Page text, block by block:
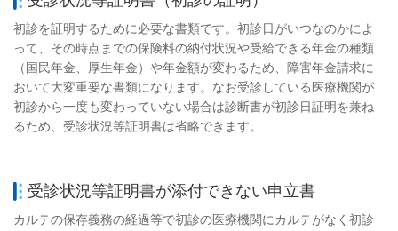
初診を証明するために必要な書類です。初診日がいつなのかによ
って、その時点までの保険料の納付状況や受給できる年金の種類
（国民年金、厚生年金）や年金額が変わるため、障害年金請求に
おいて大変重要な書類になります。なお受診している医療機関が
初診から一度も変わっていない場合は診断書が初診日証明を兼ね
るため、受診状況等証明書は省略できます。
受診状況等証明書が添付できない申立書
カルテの保存義務の経過等で初診の医療機関にカルテがなく初診